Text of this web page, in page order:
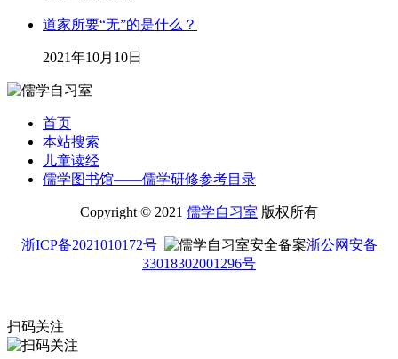
道家所要“无”的是什么？
2021年10月10日
首页
本站搜索
儿童读经
儒学图书馆——儒学研修参考目录
Copyright © 2021 儒学自习室 版权所有
浙ICP备2021010172号
浙公网安备
33018302001296号
扫码关注